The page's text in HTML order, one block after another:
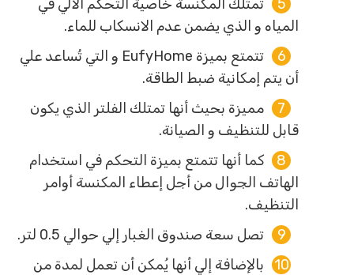
تمتلك المكنسة خاصية التحكم الآلي في
المياه و الذي يضمن عدم الانسكاب للماء.
تتمتع بميزة EufyHome و التي تُساعد علي
أن يتم إمكانية ضبط الطاقة.
مميزة بحيث أنها تمتلك الفلتر الذي يكون
قابل للتنظيف و الصيانة.
كما أنها تتمتع بميزة التحكم في استخدام
الهاتف الجوال من أجل إعطاء المكنسة أوامر
التنظيف.
تصل سعة صندوق الغبار إلي حوالي 0.5 لتر.
بالإضافة إلي أنها يُمكن أن تعمل لمدة من